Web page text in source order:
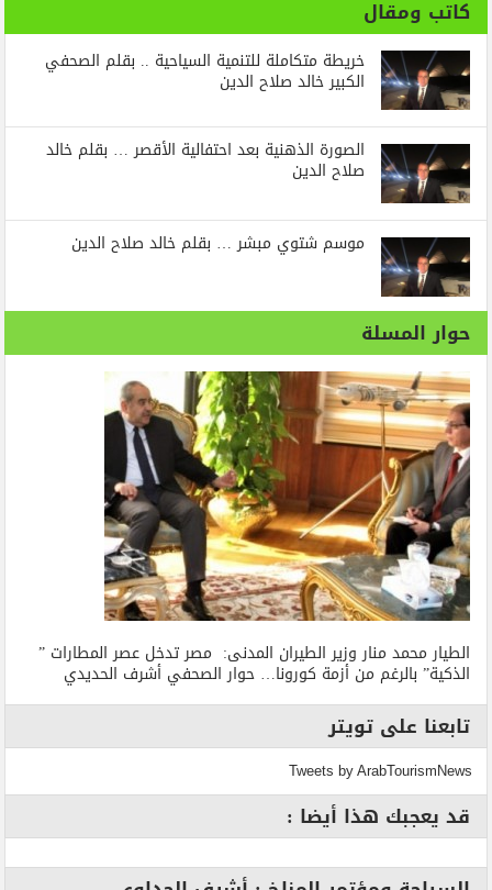
كاتب ومقال
خريطة متكاملة للتنمية السياحية .. بقلم الصحفي
الكبير خالد صلاح الدين
الصورة الذهنية بعد احتفالية الأقصر … بقلم خالد
صلاح الدين
موسم شتوي مبشر … بقلم خالد صلاح الدين
حوار المسلة
الطيار محمد منار وزير الطيران المدنى: مصر تدخل عصر المطارات ”
الذكية” بالرغم من أزمة كورونا… حوار الصحفي أشرف الحديدي
تابعنا على تويتر
Tweets by ArabTourismNews
قد يعجبك هذا أيضا :